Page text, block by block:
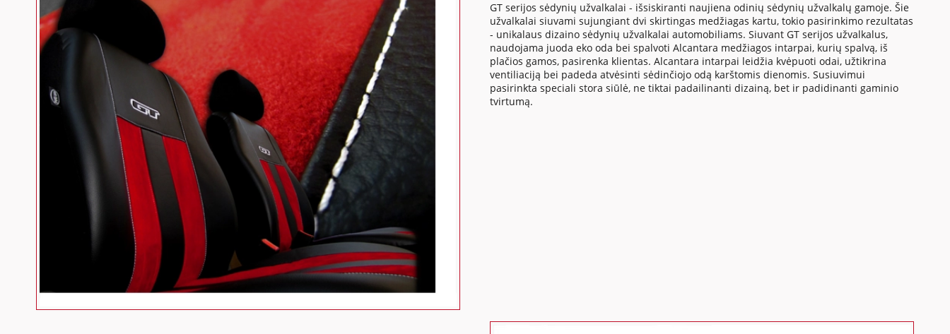
GT serijos sėdynių užvalkalai - išsiskiranti naujiena odinių sėdynių užvalkalų gamoje. Šie
užvalkalai siuvami sujungiant dvi skirtingas medžiagas kartu, tokio pasirinkimo rezultatas
- unikalaus dizaino sėdynių užvalkalai automobiliams. Siuvant GT serijos užvalkalus,
naudojama juoda eko oda bei spalvoti Alcantara medžiagos intarpai, kurių spalvą, iš
plačios gamos, pasirenka klientas. Alcantara intarpai leidžia kvėpuoti odai, užtikrina
ventiliaciją bei padeda atvėsinti sėdinčiojo odą karštomis dienomis. Susiuvimui
pasirinkta speciali stora siūlė, ne tiktai padailinanti dizainą, bet ir padidinanti gaminio
tvirtumą.